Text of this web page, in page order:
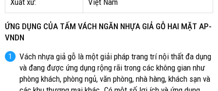
Xuất xứ: Việt Nam
ỨNG DỤNG CỦA TẤM VÁCH NGĂN NHỰA GIẢ GỖ HAI MẶT AP-
VNDN
Vách nhựa giả gỗ là một giải pháp trang trí nội thất đa dụng
và đang được ứng dụng rộng rãi trong các không gian như
phòng khách, phòng ngủ, văn phòng, nhà hàng, khách sạn và